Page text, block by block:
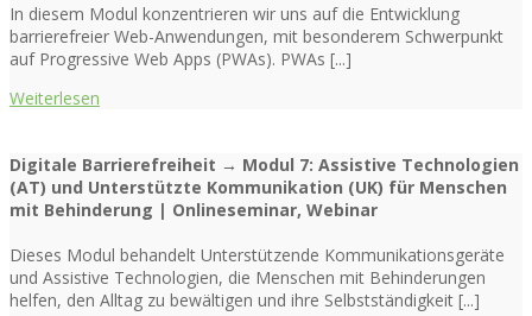
In diesem Modul konzentrieren wir uns auf die Entwicklung
barrierefreier Web-Anwendungen, mit besonderem Schwerpunkt
auf Progressive Web Apps (PWAs). PWAs [...]
Weiterlesen
Digitale Barrierefreiheit → Modul 7: Assistive Technologien
(AT) und Unterstützte Kommunikation (UK) für Menschen
mit Behinderung | Onlineseminar, Webinar
Dieses Modul behandelt Unterstützende Kommunikationsgeräte
und Assistive Technologien, die Menschen mit Behinderungen
helfen, den Alltag zu bewältigen und ihre Selbstständigkeit [...]